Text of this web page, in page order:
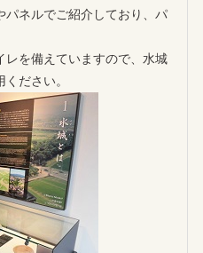
パネルでご紹介しており、パ
レを備えていますので、水城
ださい。